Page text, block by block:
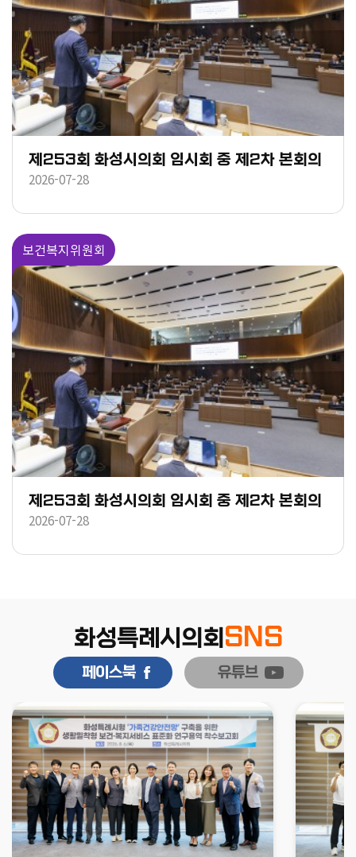
제253회 화성시의회 임시회 중 제2차 본회의
2026-07-28
보건복지위원회
제253회 화성시의회 임시회 중 제2차 본회의
2026-07-28
화성특례시의회 SNS
페이스북 유튜브